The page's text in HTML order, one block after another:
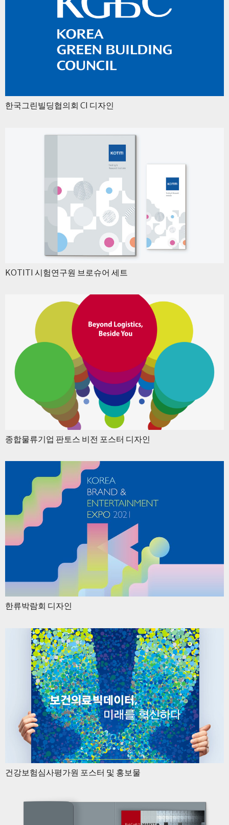
한국그린빌딩협의회 CI 디자인
KOTITI 시험연구원 브로슈어 세트
종합물류기업 판토스 비전 포스터 디자인
한류박람회 디자인
건강보험심사평가원 포스터 및 홍보물